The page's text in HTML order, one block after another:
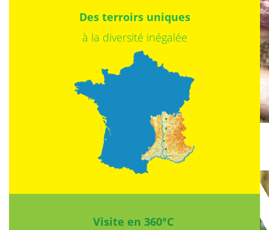
Des terroirs uniques
à la diversité inégalée
Visite en 360°C